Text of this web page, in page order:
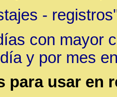
-
con mayor
y por mes
para usar en